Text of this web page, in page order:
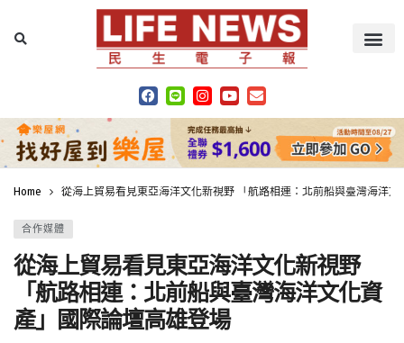
Home 從海上貿易看見東亞海洋文化新視野 「航路相連：北前船與臺灣海洋
合作媒體
從海上貿易看見東亞海洋文化新視野
「航路相連：北前船與臺灣海洋文化資
產」國際論壇高雄登場